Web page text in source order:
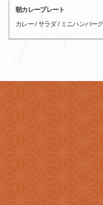
朝カレープレート
カレー / サラダ / ミニハンバー